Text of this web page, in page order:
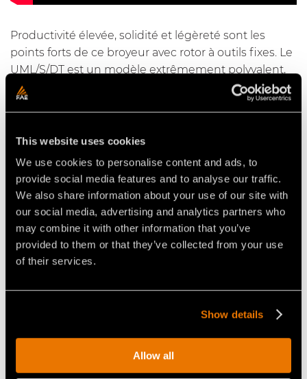
This website uses cookies
We use cookies to personalise content and ads, to
provide social media features and to analyse our traffic.
We also share information about your use of our site with
our social media, advertising and analytics partners who
may combine it with other information that you’ve
provided to them or that they’ve collected from your use
of their services.
Show details
Allow all
Productivité élevée, solidité et légèreté sont les
points forts de ce broyeur avec rotor à outils fixes. Le
UML/S/DT est un modèle extrêmement polyvalent,
pour les tracteurs avec une puissance allant de 130 à
190 ch. Il permet de broyer les plantes et les
diamètre. Son poids réduit le rend maniable même
sur les terrains en pente.
Video Broyeurs pour tracteurs
AVEC UN TRACTEUR FENDT EN